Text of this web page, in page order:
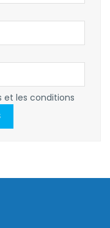
les conditions